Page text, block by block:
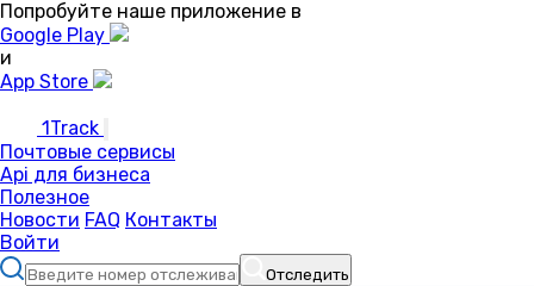
Попробуйте наше приложение в
Google Play
и
App Store
1Track
Почтовые сервисы
Api для бизнеса
Полезное
Новости FAQ Контакты
Войти
Отследить